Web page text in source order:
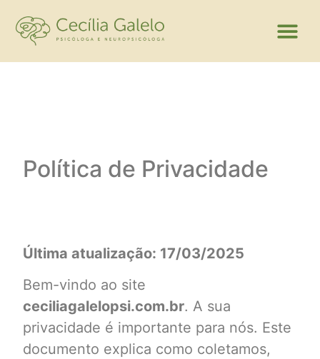
Política de Privacidade
Última atualização: 17/03/2025
Bem-vindo ao site
ceciliagalelopsi.com.br. A sua
privacidade é importante para nós. Este
documento explica como coletamos,